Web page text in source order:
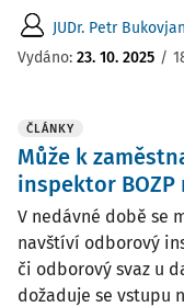
JUDr. Petr Bukovjan
Vydáno: 23. 10. 2025 /
ČLÁNKY
Může k
inspektor
V nedávné době se
navštíví odborový
či odborový svaz u
dožaduje se vstupu